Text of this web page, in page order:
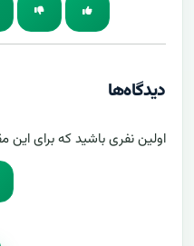
دیدگاه‌ها
اولین نفری باشید که برای این